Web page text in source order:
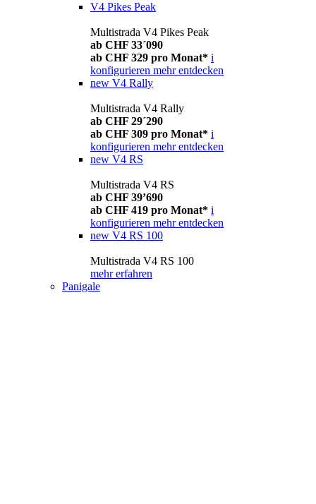
V4 Pikes Peak
Multistrada V4 Pikes Peak
ab CHF 33´090
ab CHF 329 pro Monat* i
konfigurieren mehr entdecken
new V4 Rally
Multistrada V4 Rally
ab CHF 29´290
ab CHF 309 pro Monat* i
konfigurieren mehr entdecken
new V4 RS
Multistrada V4 RS
ab CHF 39’690
ab CHF 419 pro Monat* i
konfigurieren mehr entdecken
new V4 RS 100
Multistrada V4 RS 100
mehr erfahren
Panigale